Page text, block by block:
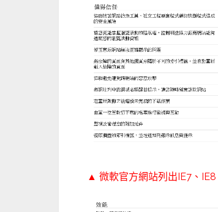
▲ 微軟官方網站列出IE7、